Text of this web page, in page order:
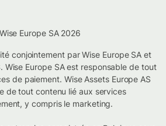
Europe SA 2026
conjointement par Wise Europe SA et
Wise Europe SA est responsable de tout
de paiement. Wise Assets Europe AS
de tout contenu lié aux services
y compris le marketing.